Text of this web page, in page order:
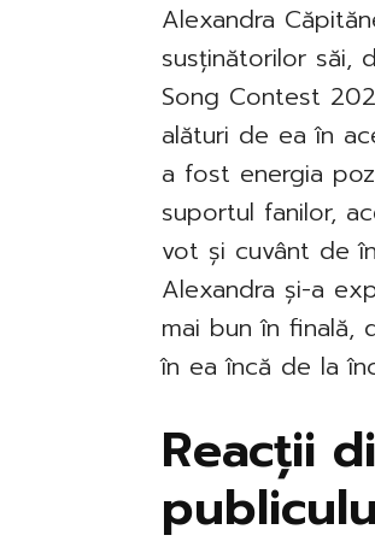
Alexandra
susținătorilor săi,
Song Contest
alături de ea în
a fost energia
suportul fanilor,
vot și cuvânt de
Alexandra și-a
mai bun în finală,
în ea încă de la
Reacții